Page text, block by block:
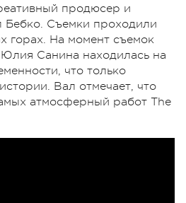
продюсер и
Бебко. Съемки проходили
горах. На момент съемок
Санина находилась на
что только
Вал отмечает, что
атмосферный работ The